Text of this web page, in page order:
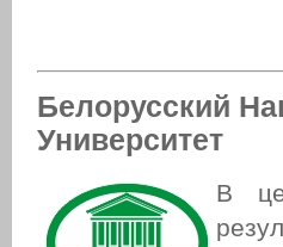
Белорусский
Университет
В